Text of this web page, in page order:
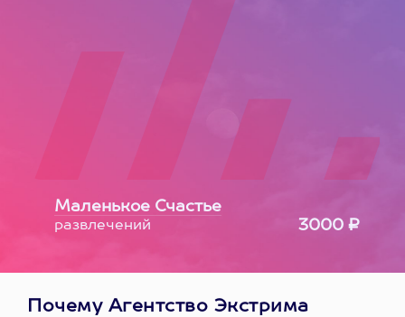
Маленькое Счастье
развлечений 3000 ₽
Почему Агентство Экстрима